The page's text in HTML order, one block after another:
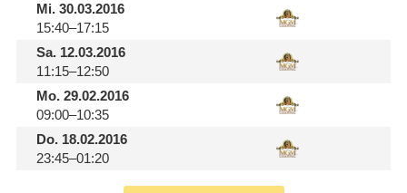
Mi.30.03.2016
15:40–17:15
Sa.12.03.2016
11:15–12:50
Mo.29.02.2016
09:00–10:35
Do.18.02.2016
23:45–01:20